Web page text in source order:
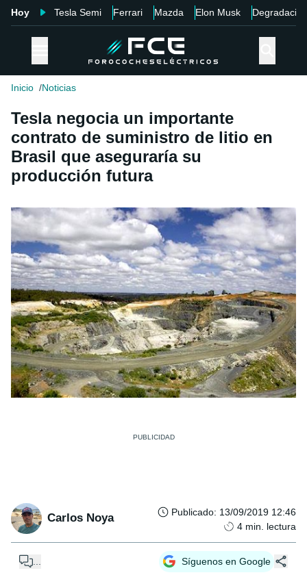
Hoy Tesla Semi Ferrari Mazda Elon Musk Degradación
Inicio Noticias
Tesla negocia un importante
contrato de suministro de litio en
Brasil que aseguraría su
producción futura
Carlos Noya Publicado: 13/09/2019 12:46
4 min. lectura
Síguenos en Google